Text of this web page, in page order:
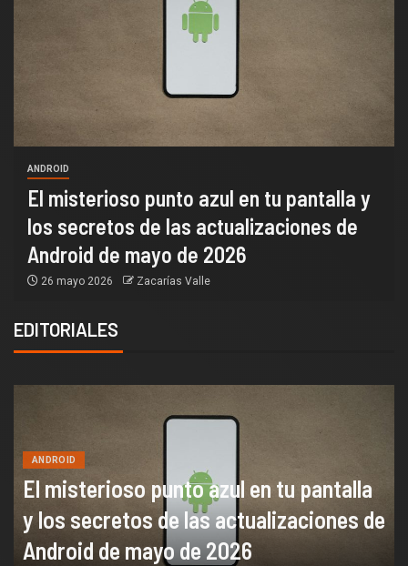
ANDROID
El misterioso punto azul en tu pantalla y
los secretos de las actualizaciones de
Android de mayo de 2026
26 mayo 2026 Zacarías Valle
EDITORIALES
ANDROID
El misterioso punto azul en tu pantalla
y los secretos de las actualizaciones de
Android de mayo de 2026